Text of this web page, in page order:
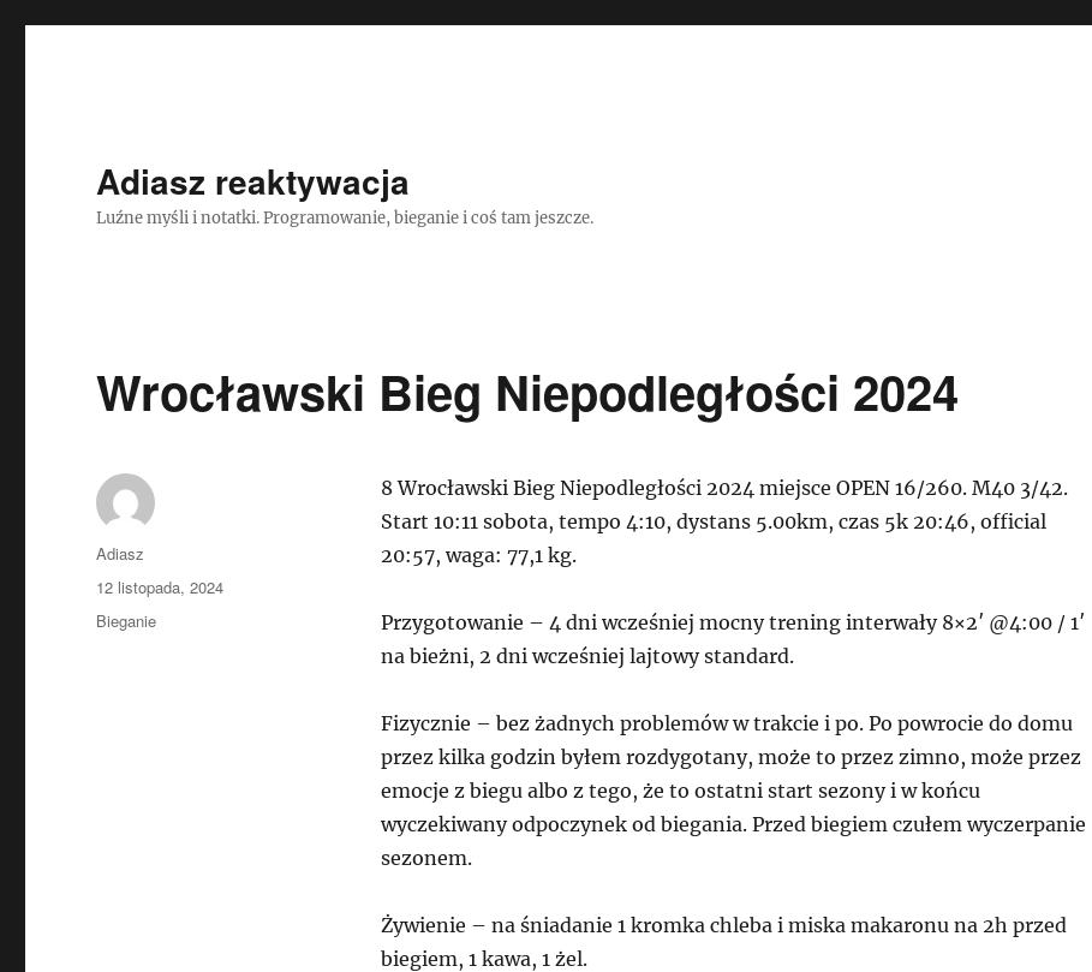
Adiasz reaktywacja
Luźne myśli i notatki. Programowanie, bieganie i coś tam jeszcze.
Wrocławski Bieg Niepodległości 2024
8 Wrocławski Bieg Niepodległości 2024 miejsce OPEN 16/260. M40 3/42.
Start 10:11 sobota, tempo 4:10, dystans 5.00km, czas 5k 20:46, official
20:57, waga: 77,1 kg.
Przygotowanie – 4 dni wcześniej mocny trening interwały 8×2′ @4:00 / 1′
na bieżni, 2 dni wcześniej lajtowy standard.
Fizycznie – bez żadnych problemów w trakcie i po. Po powrocie do domu
przez kilka godzin byłem rozdygotany, może to przez zimno, może przez
emocje z biegu albo z tego, że to ostatni start sezony i w końcu
wyczekiwany odpoczynek od biegania. Przed biegiem czułem wyczerpanie
sezonem.
Żywienie – na śniadanie 1 kromka chleba i miska makaronu na 2h przed
biegiem, 1 kawa, 1 żel.
Autor
Adiasz
Data
publikacji
12 listopada, 2024
Kategorie
Bieganie